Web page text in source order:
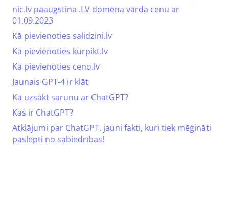
nic.lv paaugstina .LV domēna vārda cenu ar
01.09.2023
Kā pievienoties salidzini.lv
Kā pievienoties kurpikt.lv
Kā pievienoties ceno.lv
Jaunais GPT-4 ir klāt
Kā uzsākt sarunu ar ChatGPT?
Kas ir ChatGPT?
Atklājumi par ChatGPT, jauni fakti, kuri tiek mēģināti
paslēpti no sabiedrības!